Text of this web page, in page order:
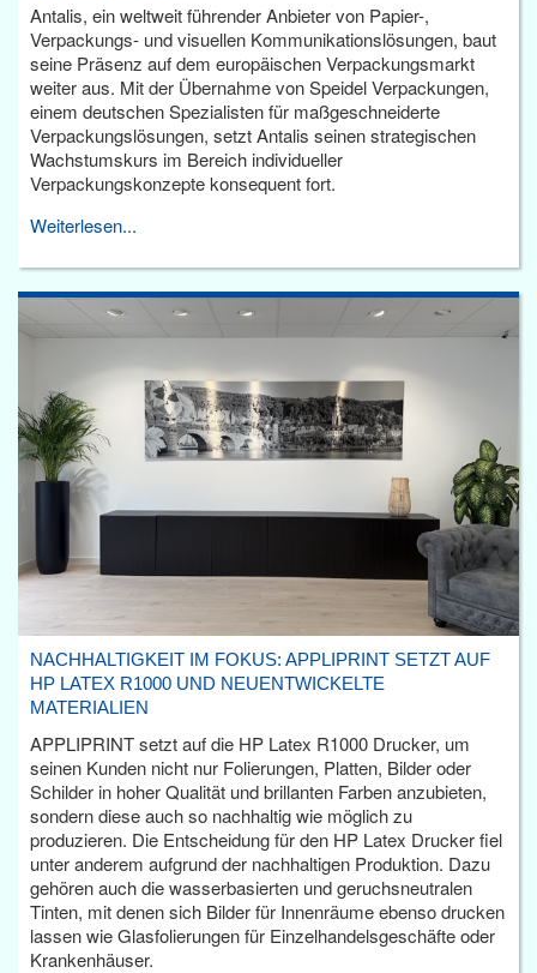
Antalis, ein weltweit führender Anbieter von Papier-,
Verpackungs- und visuellen Kommunikationslösungen, baut
seine Präsenz auf dem europäischen Verpackungsmarkt
weiter aus. Mit der Übernahme von Speidel Verpackungen,
einem deutschen Spezialisten für maßgeschneiderte
Verpackungslösungen, setzt Antalis seinen strategischen
Wachstumskurs im Bereich individueller
Verpackungskonzepte konsequent fort.
Weiterlesen...
NACHHALTIGKEIT IM FOKUS: APPLIPRINT SETZT AUF
HP LATEX R1000 UND NEUENTWICKELTE
MATERIALIEN
APPLIPRINT setzt auf die HP Latex R1000 Drucker, um
seinen Kunden nicht nur Folierungen, Platten, Bilder oder
Schilder in hoher Qualität und brillanten Farben anzubieten,
sondern diese auch so nachhaltig wie möglich zu
produzieren. Die Entscheidung für den HP Latex Drucker fiel
unter anderem aufgrund der nachhaltigen Produktion. Dazu
gehören auch die wasserbasierten und geruchsneutralen
Tinten, mit denen sich Bilder für Innenräume ebenso drucken
lassen wie Glasfolierungen für Einzelhandelsgeschäfte oder
Krankenhäuser.